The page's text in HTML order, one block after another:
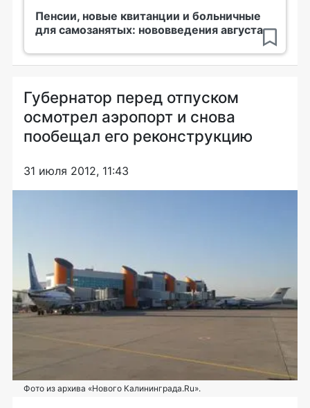
Пенсии, новые квитанции и больничные
для самозанятых: нововведения августа
Губернатор перед отпуском
осмотрел аэропорт и снова
пообещал его реконструкцию
31 июля 2012, 11:43
Фото из архива «Нового Калининграда.Ru».